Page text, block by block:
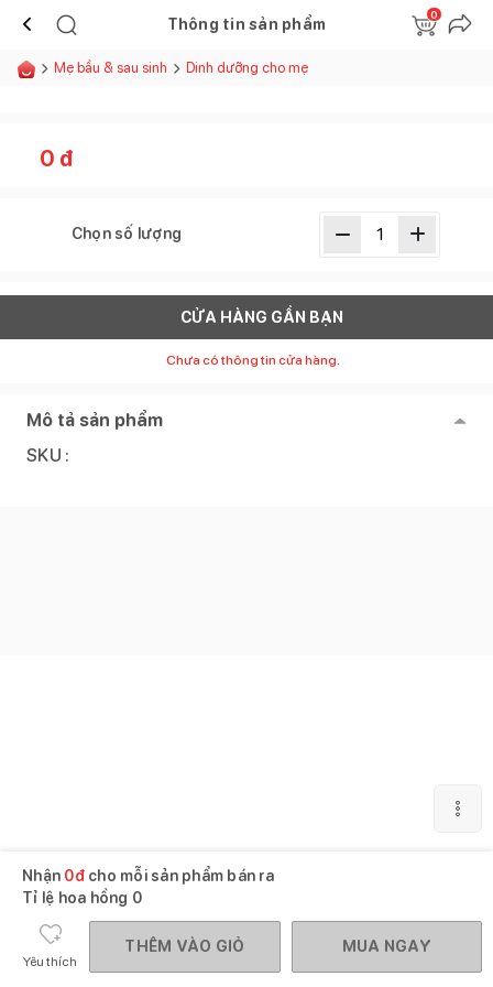
Thông tin sản phẩm
0
Mẹ bầu & sau sinh Dinh dưỡng cho mẹ
0 đ
Chọn số lượng
CỬA HÀNG GẦN BẠN
Chưa có thông tin cửa hàng.
Mô tả sản phẩm
SKU :
Nhận 0đcho mỗi sản phẩm bán ra
Tỉ lệ hoa hồng 0
Yêu thích
THÊM VÀO GIỎ MUA NGAY